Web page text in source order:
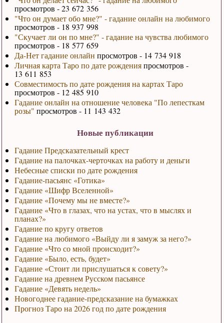
просмотров - 23 672 356
"Что он думает обо мне?" - гадание онлайн на любимого
просмотров - 18 937 998
"Скучает ли он по мне?" - гадание на чувства любимого
просмотров - 18 577 659
Да-Нет гадание онлайн просмотров - 14 734 918
Личная карта Таро по дате рожденияпросмотров -
13 611 853
Совместимость по дате рождения на картах Таро
просмотров - 12 485 910
Гадание онлайн на отношение человека "По лепесткам
розы" просмотров - 11 143 432
Новые публикации
Гадание Предсказательный крест
Гадание на палочках-черточках на работу и деньги
Небесные списки по дате рождения
Гадание-пасьянс «Готика»
Гадание «Шифр Вселенной»
Гадание «Почему мы не вместе?»
Гадание «Что в глазах, что на устах, что в мыслях и
планах?»
Гадание по кругу ответов
Гадание на любимого «Выйду ли я замуж за него?»
Гадание «Что со мной происходит?»
Гадание «Было, есть, будет»
Гадание «Стоит ли прислушаться к совету?»
Гадание на древнем Русском пасьянсе
Гадание «Девять недель»
Новогоднее гадание-предсказание на бумажках
Прогноз Таро на 2026 год по дате рождения